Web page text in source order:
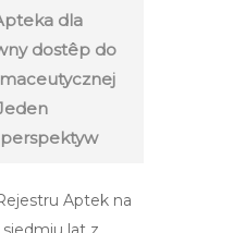
dla
dostêp do
Aptek na